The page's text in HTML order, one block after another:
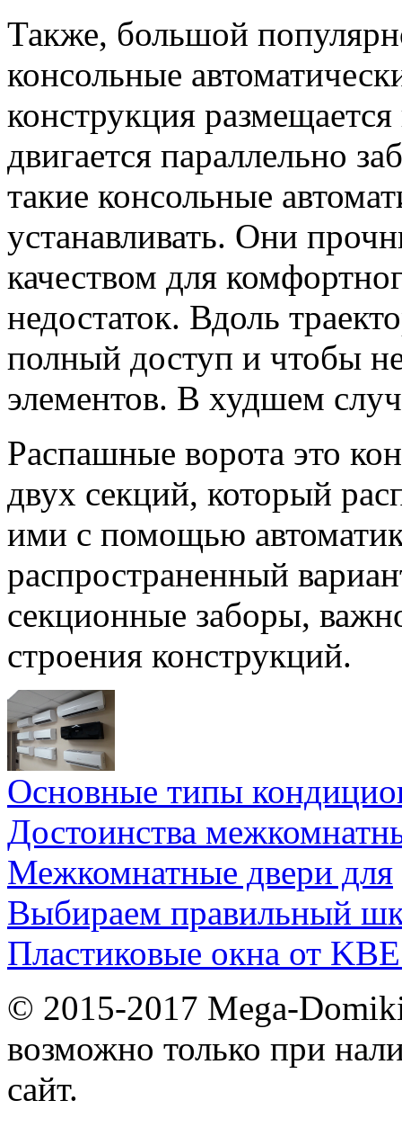
Также, большой
консольные
конструкция
двигается параллельно
такие консольные
устанавливать. Они
качеством для
недостаток. Вдоль
полный доступ и чтобы
элементов. В худшем
Распашные ворота это
двух секций, который
ими с помощью
распространенный
секционные заборы,
строения конструкций.
Основные типы
Достоинства
Межкомнатные двери для
Выбираем правильный
Пластиковые окна от
© 2015-2017 Mega-
возможно только при
сайт.